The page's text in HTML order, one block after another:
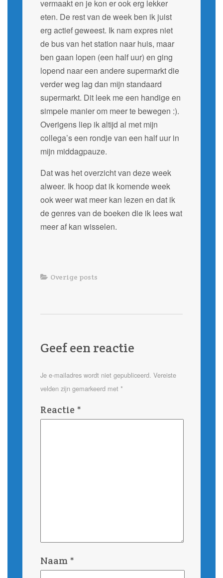
vermaakt en je kon er ook erg lekker
eten. De rest van de week ben ik juist
erg actief geweest. Ik nam expres niet
de bus van het station naar huis, maar
ben gaan lopen (een half uur) en ging
lopend naar een andere supermarkt die
verder weg lag dan mijn standaard
supermarkt. Dit leek me een handige en
simpele manier om meer te bewegen :).
Overigens liep ik altijd al met mijn
collega’s een rondje van een half uur in
mijn middagpauze.
Dat was het overzicht van deze week
alweer. Ik hoop dat ik komende week
ook weer wat meer kan lezen en dat ik
de genres van de boeken die ik lees wat
meer af kan wisselen.
Overige posts
Geef een reactie
Je e-mailadres wordt niet gepubliceerd. Vereiste
velden zijn gemarkeerd met *
Reactie *
Naam *